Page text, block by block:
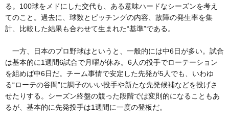
る。100球をメドにした交代も、ある意味ハードなシーズンを考え
てのこと。過去に、球数とピッチングの内容、故障の発生率を集
計、比較した結果も合わせて生まれた“基準”である。
一方、日本のプロ野球はというと、一般的には中6日が多い。試合
は基本的に1週間6試合で月曜が休み。6人の投手でローテーション
を組めば中6日だ。チーム事情で安定した先発が5人でも、いわゆ
る“ローテの谷間”に調子のいい投手や新たな先発候補などを投げさ
せたりする。シーズン終盤の競った段階では変則的になることもあ
るが、基本的に先発投手は1週間に一度の登板だ。